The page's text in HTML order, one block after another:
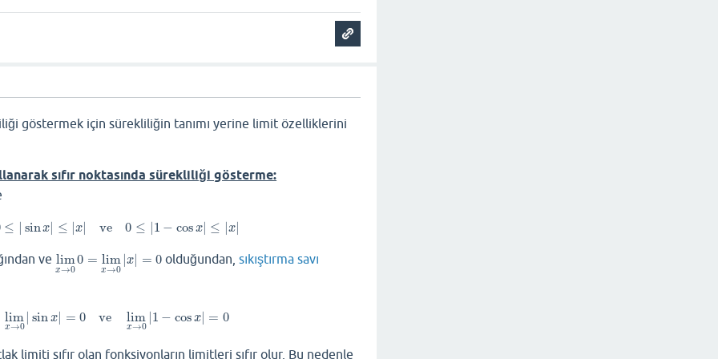
göstermek için sürekliliğin tanımı yerine limit özelliklerini
sıfır noktasında sürekliliği gösterme:
≤ | sinx| ≤ |x| ve 0 ≤ |1 − cosx| ≤ |x|
0≤|sinx| ≤|x ve 0 ≤| − cosx|≤|x
ve lim
x→0
0 = lim
x→0
|x| = 0
limx→0 0=limx →0|x|=0
olduğundan,sıkıştırma savı
lim
x→0
| sin x| = 0 ve lim
x→0
|1 − cosx| = 0
limx →0 |sinx| =0 ve lim x→0|1−cosx| =0
limiti sıfır olan fonksiyonların limitleri sıfır olur. Bu nedenle